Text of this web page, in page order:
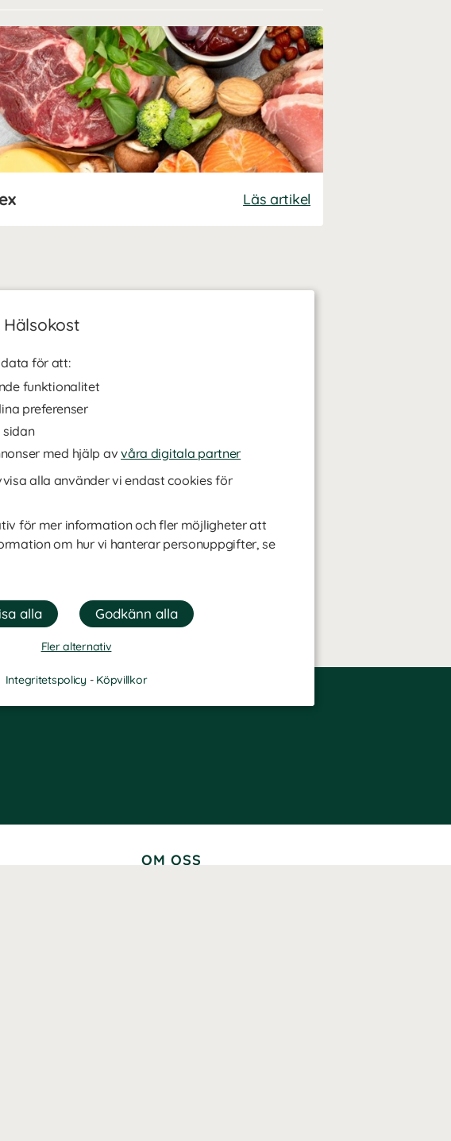
Hälsokost
för att:
funktionalitet
preferenser
med hjälp avvåra digitala partner
alla använder vi endast cookies för
för mer information och fler möjligheter att
om hur vi hanterar personuppgifter, se
Fler alternativ
Integritetspolicy - Köpvillkor
Läs artikel
OM OSS